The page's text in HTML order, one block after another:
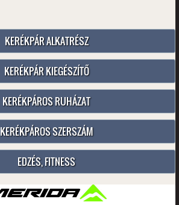
KERÉKPÁR ALKATRÉSZ
KERÉKPÁR KIEGÉSZÍTŐ
KERÉKPÁROS RUHÁZAT
KERÉKPÁROS SZERSZÁM
EDZÉS, FITNESS